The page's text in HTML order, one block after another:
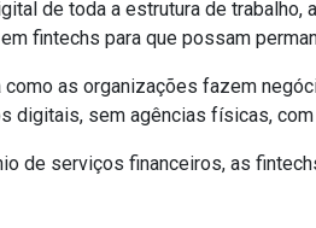
de toda a estrutura de
fintechs para que possam
as organizações fazem
digitais, sem agências físicas,
de serviços financeiros, as